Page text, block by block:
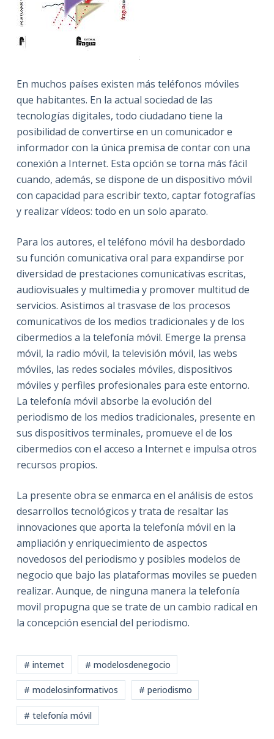
En muchos países existen más teléfonos móviles
que habitantes. En la actual sociedad de las
tecnologías digitales, todo ciudadano tiene la
posibilidad de convertirse en un comunicador e
informador con la única premisa de contar con una
conexión a Internet. Esta opción se torna más fácil
cuando, además, se dispone de un dispositivo móvil
con capacidad para escribir texto, captar fotografías
y realizar vídeos: todo en un solo aparato.
Para los autores, el teléfono móvil ha desbordado
su función comunicativa oral para expandirse por
diversidad de prestaciones comunicativas escritas,
audiovisuales y multimedia y promover multitud de
servicios. Asistimos al trasvase de los procesos
comunicativos de los medios tradicionales y de los
cibermedios a la telefonía móvil. Emerge la prensa
móvil, la radio móvil, la televisión móvil, las webs
móviles, las redes sociales móviles, dispositivos
móviles y perfiles profesionales para este entorno.
La telefonía móvil absorbe la evolución del
periodismo de los medios tradicionales, presente en
sus dispositivos terminales, promueve el de los
cibermedios con el acceso a Internet e impulsa otros
recursos propios.
La presente obra se enmarca en el análisis de estos
desarrollos tecnológicos y trata de resaltar las
innovaciones que aporta la telefonía móvil en la
ampliación y enriquecimiento de aspectos
novedosos del periodismo y posibles modelos de
negocio que bajo las plataformas moviles se pueden
realizar. Aunque, de ninguna manera la telefonía
movil propugna que se trate de un cambio radical en
la concepción esencial del periodismo.
# internet # modelosdenegocio
# modelosinformativos # periodismo
# telefonía móvil